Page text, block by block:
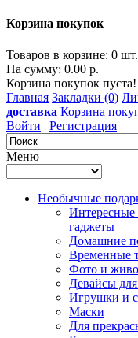
Корзина покупок
Товаров в корзине: 0 шт.
На сумму: 0.00 р.
Корзина покупок пуста!
Главная Закладки (0)
доставка Корзина
Войти | Регистрация
Меню
Необычные
Интересные
гаджеты
Домашние
Временные
Фото и
Девайсы
Игрушки и
Маски
Для